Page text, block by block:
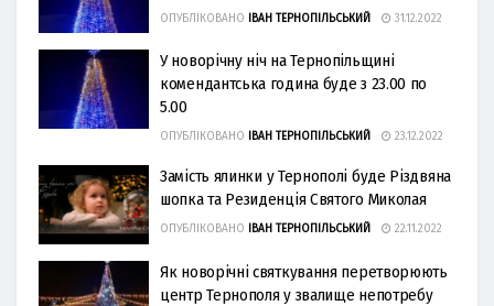
ОПУБЛІКОВАНО ІВАН ТЕРНОПІЛЬСЬКИЙ 31.12.2022
У новорічну ніч на Тернопільщині
комендантська година буде з 23.00 по
5.00
ОПУБЛІКОВАНО ІВАН ТЕРНОПІЛЬСЬКИЙ 23.12.2022
Зaмість ялинки у Тернополі буде Різдвянa
шопкa тa Резиденція Святого Миколaя
ОПУБЛІКОВАНО ІВАН ТЕРНОПІЛЬСЬКИЙ 22.11.2022
Як новорічні святкування перетворюють
центр Тернополя у звалище непотребу